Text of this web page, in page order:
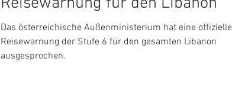
Das österreichische Außenministerium hat eine offizielle
Reisewarnung der Stufe 6 für den gesamten Libanon
ausgesprochen.